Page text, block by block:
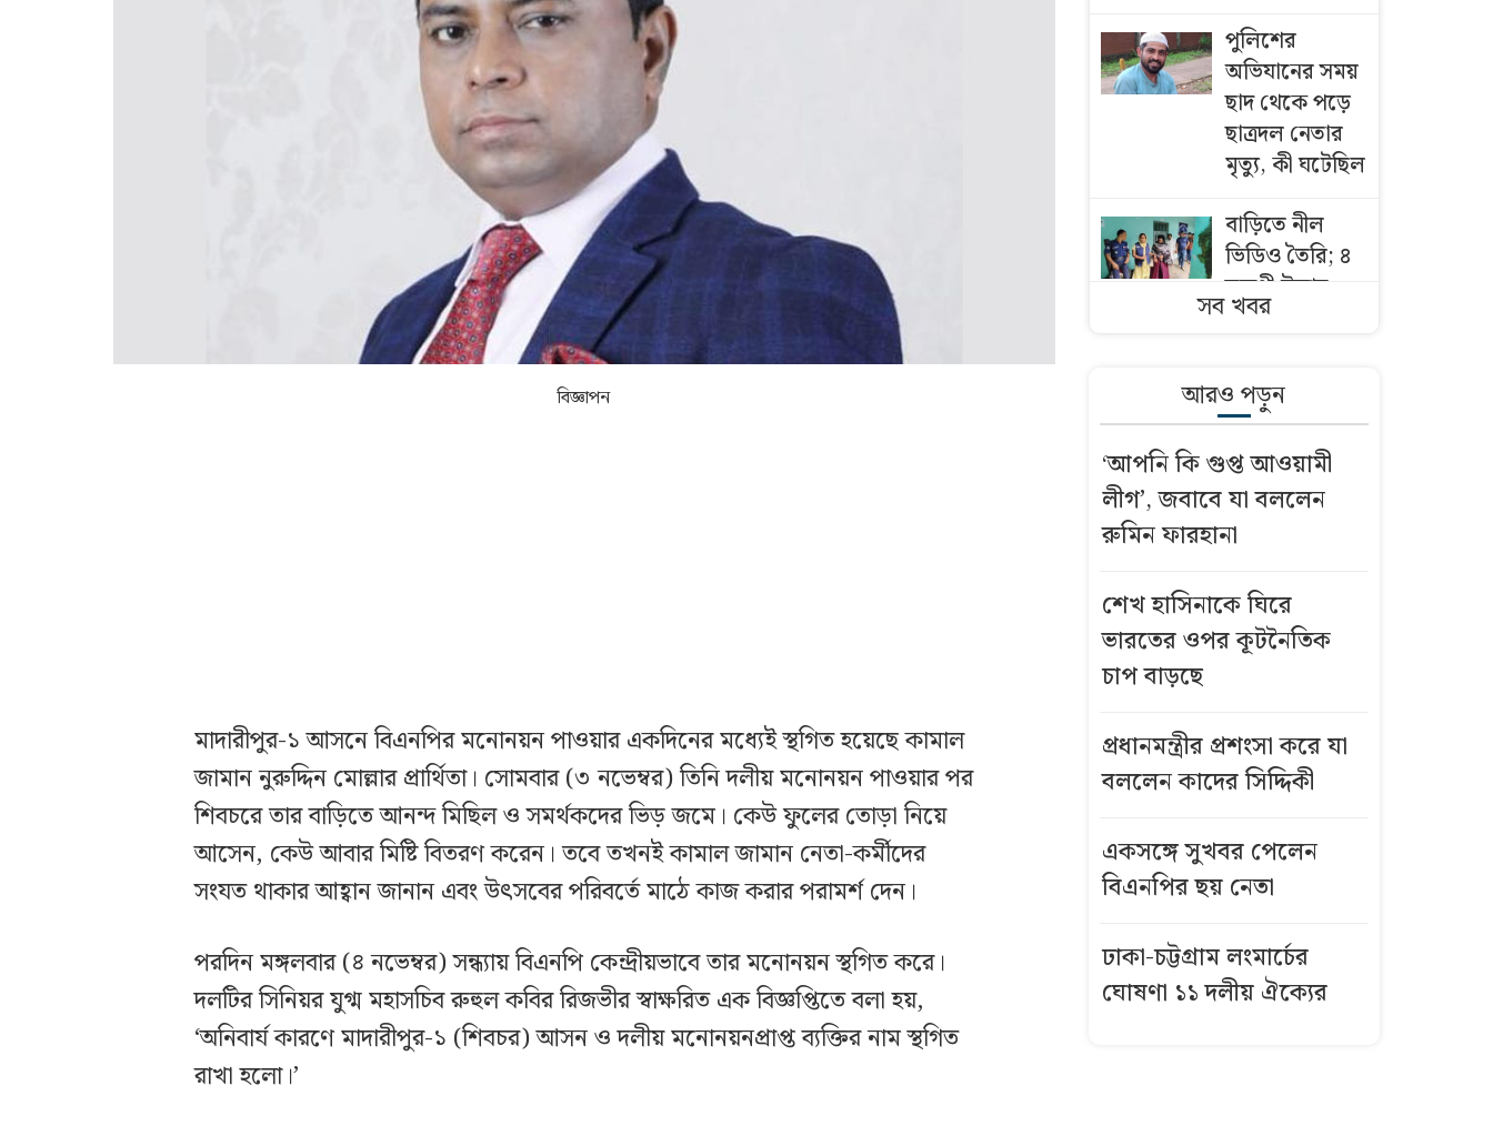
বিজ্ঞাপন
মাদারীপুর-১ আসনে বিএনপির মনোনয়ন পাওয়ার একদিনের মধ্যেই স্থগিত হয়েছে কামাল
জামান নুরুদ্দিন মোল্লার প্রার্থিতা। সোমবার (৩ নভেম্বর) তিনি দলীয় মনোনয়ন পাওয়ার পর
শিবচরে তার বাড়িতে আনন্দ মিছিল ও সমর্থকদের ভিড় জমে। কেউ ফুলের তোড়া নিয়ে
আসেন, কেউ আবার মিষ্টি বিতরণ করেন। তবে তখনই কামাল জামান নেতা-কর্মীদের
সংযত থাকার আহ্বান জানান এবং উৎসবের পরিবর্তে মাঠে কাজ করার পরামর্শ দেন।
পরদিন মঙ্গলবার (৪ নভেম্বর) সন্ধ্যায় বিএনপি কেন্দ্রীয়ভাবে তার মনোনয়ন স্থগিত করে।
দলটির সিনিয়র যুগ্ম মহাসচিব রুহুল কবির রিজভীর স্বাক্ষরিত এক বিজ্ঞপ্তিতে বলা হয়,
‘অনিবার্য কারণে মাদারীপুর-১ (শিবচর) আসন ও দলীয় মনোনয়নপ্রাপ্ত ব্যক্তির নাম স্থগিত
রাখা হলো।’
পুলিশের
অভিযানের সময়
ছাদ থেকে পড়ে
ছাত্রদল নেতার
মৃত্যু, কী ঘটেছিল
বাড়িতে নীল
ভিডিও তৈরি; ৪
তরুণী উদ্ধার,
স্বামী-স্ত্রী ও
আজকের স্বর্ণের
দাম: ৮ আগস্ট
২০২৬
শনিবার
এলাকায় মার্কেট
বন্ধ
আবহাওয়া
অধিদপ্তর
দাম কমার পর
আজ স্বর্ণের ভরি
কত?
মন্ত্রিসভায় যোগ
হচ্ছে নতুন মুখ
সব খবর
আরও পড়ুন
‘আপনি কি গুপ্ত আওয়ামী
লীগ’, জবাবে যা বললেন
রুমিন ফারহানা
শেখ হাসিনাকে ঘিরে
ভারতের ওপর কূটনৈতিক
চাপ বাড়ছে
প্রধানমন্ত্রীর প্রশংসা করে যা
বললেন কাদের সিদ্দিকী
একসঙ্গে সুখবর পেলেন
বিএনপির ছয় নেতা
ঢাকা-চট্টগ্রাম লংমার্চের
ঘোষণা ১১ দলীয় ঐক্যের